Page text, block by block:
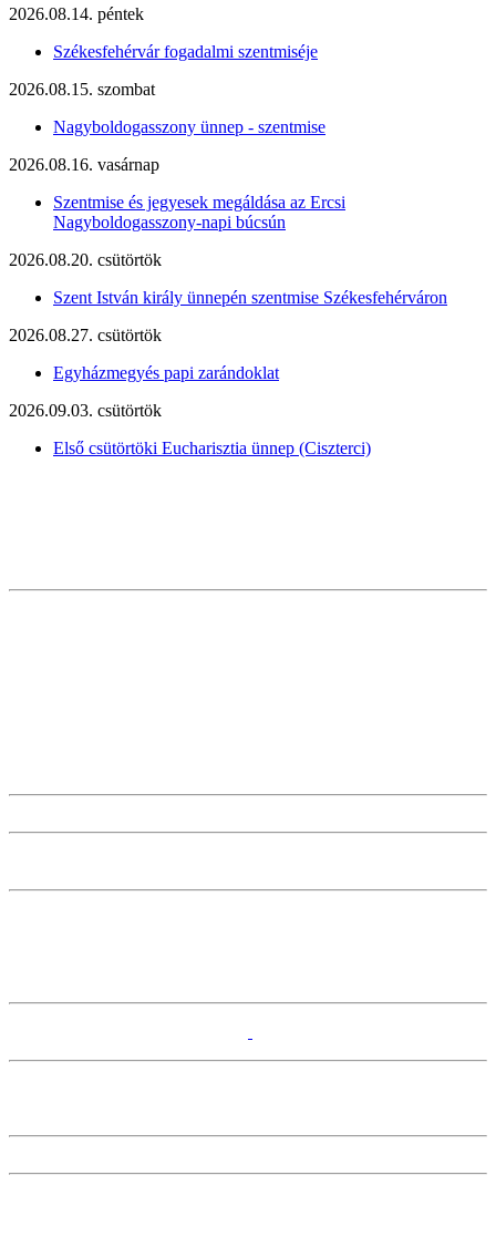
2026.08.14. péntek
Székesfehérvár fogadalmi szentmiséje
2026.08.15. szombat
Nagyboldogasszony ünnep - szentmise
2026.08.16. vasárnap
Szentmise és jegyesek megáldása az Ercsi
Nagyboldogasszony-napi búcsún
2026.08.20. csütörtök
Szent István király ünnepén szentmise Székesfehérváron
2026.08.27. csütörtök
Egyházmegyés papi zarándoklat
2026.09.03. csütörtök
Első csütörtöki Eucharisztia ünnep (Ciszterci)